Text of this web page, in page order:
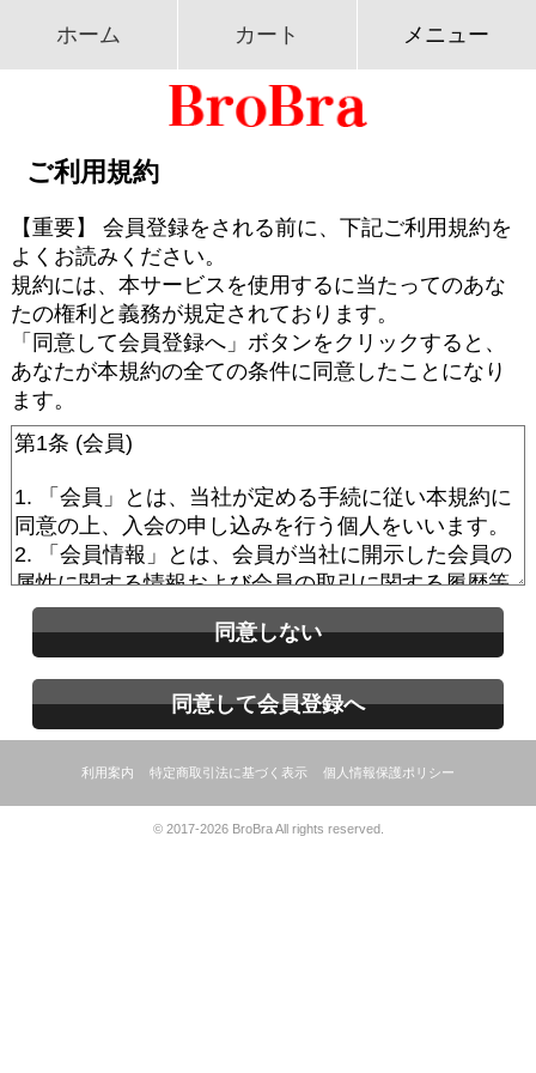
ホーム カート メニュー
ご利用規約
【重要】 会員登録をされる前に、下記ご利用規約を
よくお読みください。
規約には、本サービスを使用するに当たってのあな
たの権利と義務が規定されております。
「同意して会員登録へ」ボタンをクリックすると、
あなたが本規約の全ての条件に同意したことになり
ます。
同意しない
同意して会員登録へ
利用案内 特定商取引法に基づく表示 個人情報保護ポリシー
© 2017-2026 BroBra All rights reserved.